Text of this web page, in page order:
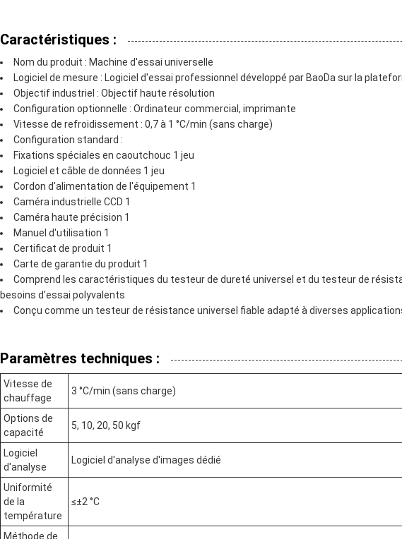
Caractéristiques :
Nom du produit : Machine d'essai universelle
Logiciel de mesure : Logiciel d'essai professionnel développé par BaoDa sur la
Objectif industriel : Objectif haute résolution
Configuration optionnelle : Ordinateur commercial, imprimante
Vitesse de refroidissement : 0,7 à 1 °C/min (sans charge)
Configuration standard :
Fixations spéciales en caoutchouc 1 jeu
Logiciel et câble de données 1 jeu
Cordon d'alimentation de l'équipement 1
Caméra industrielle CCD 1
Caméra haute précision 1
Manuel d'utilisation 1
Certificat de produit 1
Carte de garantie du produit 1
Comprend les caractéristiques du testeur de dureté universel et du testeur de
besoins d'essai polyvalents
Conçu comme un testeur de résistance universel fiable adapté à diverses
Paramètres techniques :
Vitesse de
chauffage
3 °C/min (sans charge)
Options de
capacité
5, 10, 20, 50 kgf
Logiciel
d'analyse
Logiciel d'analyse d'images dédié
Uniformité
de la
température
≤±2 °C
Méthode de